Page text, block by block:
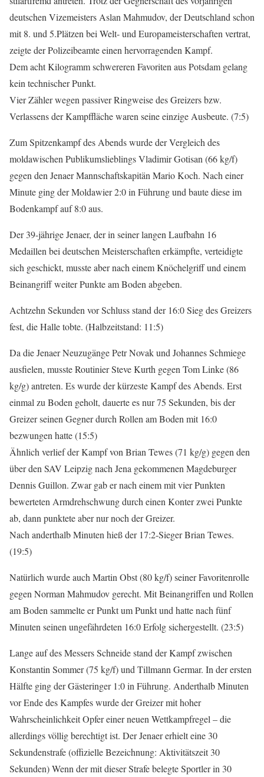
deutschen Vizemeisters Aslan Mahmudov, der Deutschland schon
mit 8. und 5.Plätzen bei Welt- und Europameisterschaften vertrat,
zeigte der Polizeibeamte einen hervorragenden Kampf.
Dem acht Kilogramm schwereren Favoriten aus Potsdam gelang
kein technischer Punkt.
Vier Zähler wegen passiver Ringweise des Greizers bzw.
Verlassens der Kampffläche waren seine einzige Ausbeute. (7:5)
Zum Spitzenkampf des Abends wurde der Vergleich des
moldawischen Publikumslieblings Vladimir Gotisan (66 kg/f)
gegen den Jenaer Mannschaftskapitän Mario Koch. Nach einer
Minute ging der Moldawier 2:0 in Führung und baute diese im
Bodenkampf auf 8:0 aus.
Der 39-jährige Jenaer, der in seiner langen Laufbahn 16
Medaillen bei deutschen Meisterschaften erkämpfte, verteidigte
sich geschickt, musste aber nach einem Knöchelgriff und einem
Beinangriff weiter Punkte am Boden abgeben.
Achtzehn Sekunden vor Schluss stand der 16:0 Sieg des Greizers
fest, die Halle tobte. (Halbzeitstand: 11:5)
Da die Jenaer Neuzugänge Petr Novak und Johannes Schmiege
ausfielen, musste Routinier Steve Kurth gegen Tom Linke (86
kg/g) antreten. Es wurde der kürzeste Kampf des Abends. Erst
einmal zu Boden geholt, dauerte es nur 75 Sekunden, bis der
Greizer seinen Gegner durch Rollen am Boden mit 16:0
bezwungen hatte (15:5)
Ähnlich verlief der Kampf von Brian Tewes (71 kg/g) gegen den
über den SAV Leipzig nach Jena gekommenen Magdeburger
Dennis Guillon. Zwar gab er nach einem mit vier Punkten
bewerteten Armdrehschwung durch einen Konter zwei Punkte
ab, dann punktete aber nur noch der Greizer.
Nach anderthalb Minuten hieß der 17:2-Sieger Brian Tewes.
(19:5)
Natürlich wurde auch Martin Obst (80 kg/f) seiner Favoritenrolle
gegen Norman Mahmudov gerecht. Mit Beinangriffen und Rollen
am Boden sammelte er Punkt um Punkt und hatte nach fünf
Minuten seinen ungefährdeten 16:0 Erfolg sichergestellt. (23:5)
Lange auf des Messers Schneide stand der Kampf zwischen
Konstantin Sommer (75 kg/f) und Tillmann Germar. In der ersten
Hälfte ging der Gästeringer 1:0 in Führung. Anderthalb Minuten
vor Ende des Kampfes wurde der Greizer mit hoher
Wahrscheinlichkeit Opfer einer neuen Wettkampfregel – die
allerdings völlig berechtigt ist. Der Jenaer erhielt eine 30
Sekundenstrafe (offizielle Bezeichnung: Aktivitätszeit 30
Sekunden) Wenn der mit dieser Strafe belegte Sportler in 30